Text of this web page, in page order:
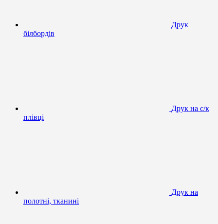
Друк
білбордів
Друк на с/к
плівці
Друк на
полотні, тканині